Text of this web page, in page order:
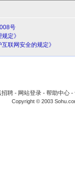
号
定》
联网安全的规定》
招聘 - 网站登录 - 帮助中心 -
Copyright © 2003